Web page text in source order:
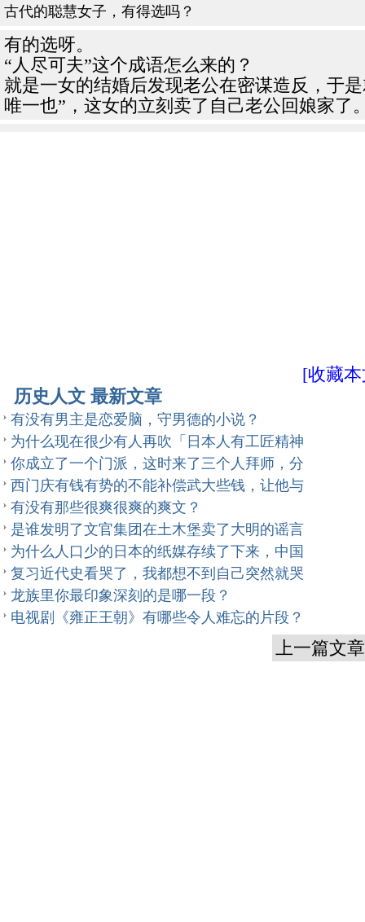
古代的聪慧女子，有得选吗？
有的选呀。
“人尽可夫”这个成语怎么来的？
就是一女的结婚后发现老公在密谋造反，于
唯一也”，这女的立刻卖了自己老公回娘家了
[收藏
历史人文 最新文章
有没有男主是恋爱脑，守男德的小说？
为什么现在很少有人再吹「日本人有工匠精神
你成立了一个门派，这时来了三个人拜师，分
西门庆有钱有势的不能补偿武大些钱，让他与
有没有那些很爽很爽的爽文？
是谁发明了文官集团在土木堡卖了大明的谣言
为什么人口少的日本的纸媒存续了下来，中国
复习近代史看哭了，我都想不到自己突然就哭
龙族里你最印象深刻的是哪一段？
电视剧《雍正王朝》有哪些令人难忘的片段？
上一篇文章